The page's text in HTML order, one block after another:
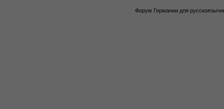
Форум Германии для